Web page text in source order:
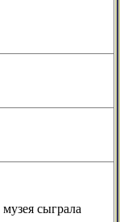
сыграла